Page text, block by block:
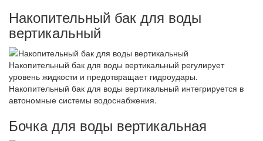
Накопительный бак для воды
вертикальный
Накопительный бак для воды вертикальный регулирует
уровень жидкости и предотвращает гидроудары.
Накопительный бак для воды вертикальный интегрируется в
автономные системы водоснабжения.
Бочка для воды вертикальная